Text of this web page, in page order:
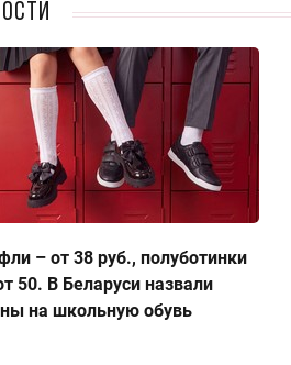
– от 38 руб., полуботинки
50. В Беларуси назвали
на школьную обувь